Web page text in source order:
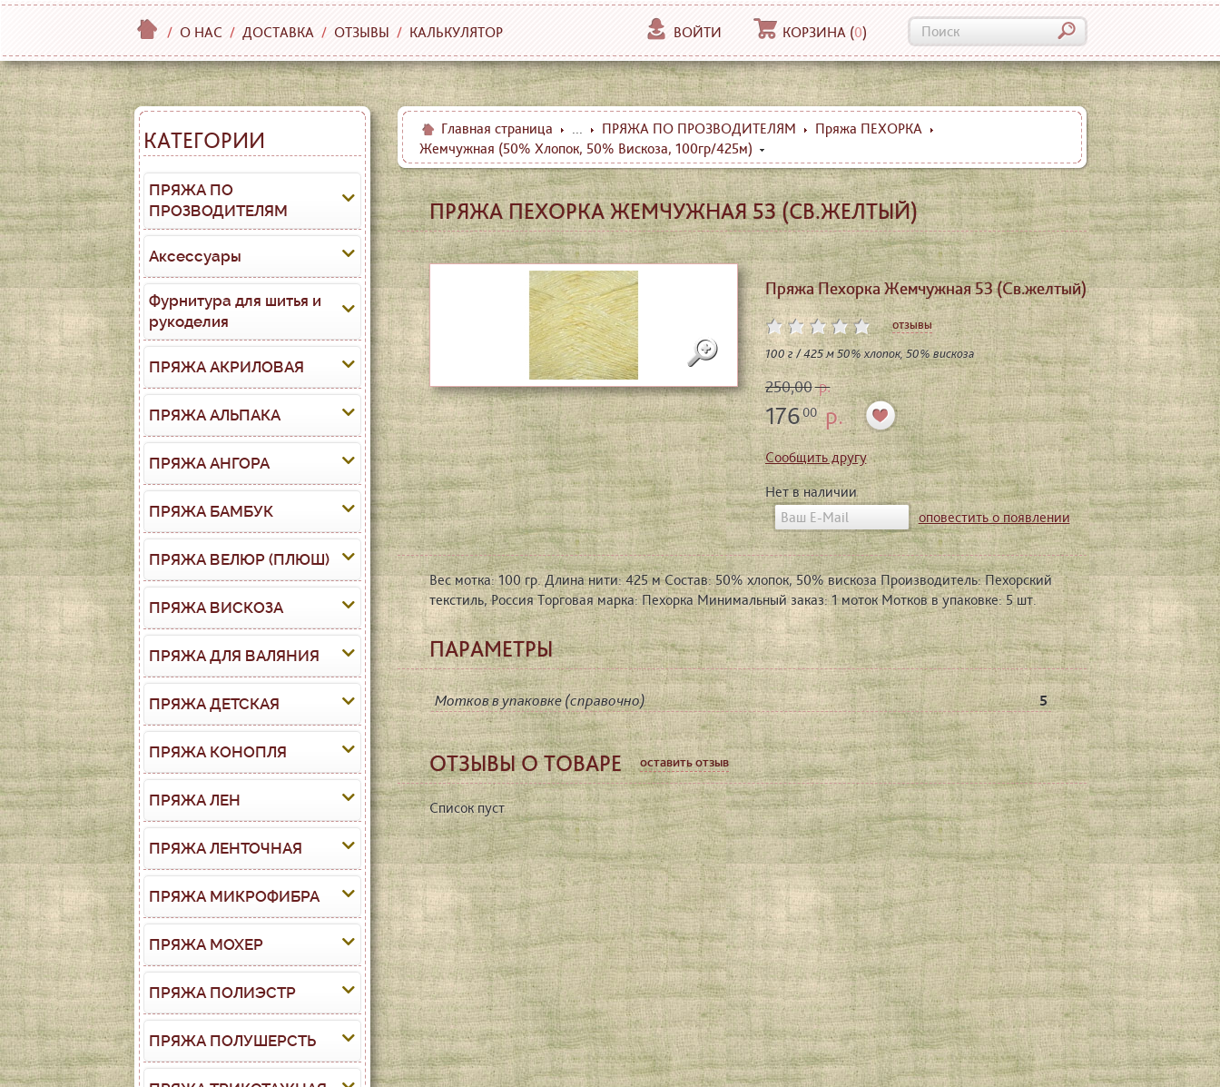
/ О НАС / ДОСТАВКА / ОТЗЫВЫ / КАЛЬКУЛЯТОР ВОЙТИ КОРЗИНА (0)
КАТЕГОРИИ
ПРЯЖА ПО
ПРОЗВОДИТЕЛЯМ
Аксессуары
Фурнитура для шитья и
рукоделия
ПРЯЖА АКРИЛОВАЯ
ПРЯЖА АЛЬПАКА
ПРЯЖА АНГОРА
ПРЯЖА БАМБУК
ПРЯЖА ВЕЛЮР (ПЛЮШ)
ПРЯЖА ВИСКОЗА
ПРЯЖА ДЛЯ ВАЛЯНИЯ
ПРЯЖА ДЕТСКАЯ
ПРЯЖА КОНОПЛЯ
ПРЯЖА ЛЕН
ПРЯЖА ЛЕНТОЧНАЯ
ПРЯЖА МИКРОФИБРА
ПРЯЖА МОХЕР
ПРЯЖА ПОЛИЭСТР
ПРЯЖА ПОЛУШЕРСТЬ
Главная страница ... ПРЯЖА ПО ПРОЗВОДИТЕЛЯМ
Пряжа ПЕХОРКА
Жемчужная (50% Хлопок, 50% Вискоза, 100гр/425м)
ПРЯЖА ПЕХОРКА ЖЕМЧУЖНАЯ 53 (СВ.ЖЕЛТЫЙ)
Пряжа Пехорка Жемчужная 53 (Св.желтый)
отзывы
100 г / 425 м 50% хлопок, 50% вискоза
250,00р.
17600р.
Сообщить другу
Нет в наличии
оповестить о появлении
Вес мотка: 100 гр. Длина нити: 425 м Состав: 50% хлопок, 50% вискоза Производитель: Пехорский
текстиль, Россия Торговая марка: Пехорка Минимальный заказ: 1 моток Мотков в упаковке: 5 шт.
ПАРАМЕТРЫ
Мотков в упаковке (справочно) 5
ОТЗЫВЫ О ТОВАРЕ оставить отзыв
Список пуст